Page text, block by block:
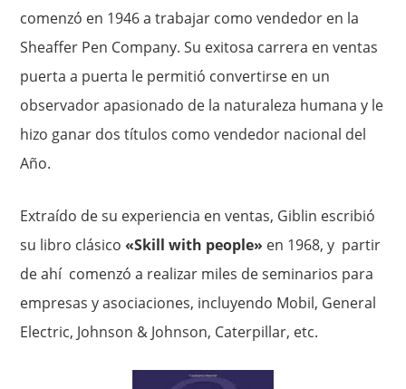
comenzó en 1946 a trabajar como vendedor en la
Sheaffer Pen Company. Su exitosa carrera en ventas
puerta a puerta le permitió convertirse en un
observador apasionado de la naturaleza humana y le
hizo ganar dos títulos como vendedor nacional del
Año.
Extraído de su experiencia en ventas, Giblin escribió
su libro clásico«Skill with people» en 1968, y partir
de ahí comenzó a realizar miles de seminarios para
empresas y asociaciones, incluyendo Mobil, General
Electric, Johnson & Johnson, Caterpillar, etc.